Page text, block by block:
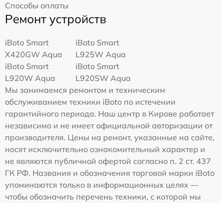
Способы оплаты
Ремонт устройств
iBoto Smart
Х420GW Aqua
iBoto Smart
L925W Aqua
iBoto Smart
L920W Aqua
iBoto Smart
L920SW Aqua
Мы занимаемся ремонтом и техническим
обслуживанием техники iBoto по истечении
гарантийного периода. Наш центр в Кирове работает
независимо и не имеет официальной авторизации от
производителя. Цены на ремонт, указанные на сайте,
носят исключительно ознакомительный характер и
не являются публичной офертой согласно п. 2 ст. 437
ГК РФ. Названия и обозначения торговой марки iBoto
упоминаются только в информационных целях —
чтобы обозначить перечень техники, с которой мы